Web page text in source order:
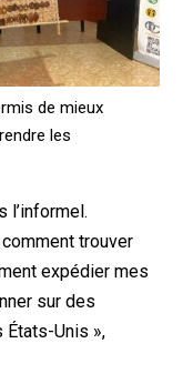
de mieux
les
l’informel.
trouver
expédier mes
sur des
Unis »,